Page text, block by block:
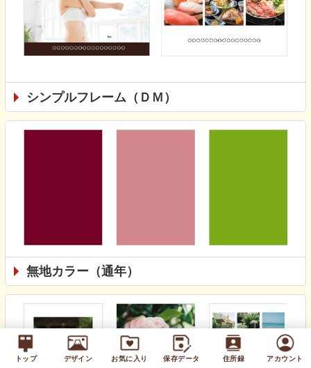
トップ デザイン お気に入り 保存データ 住所録 アカウント
シンプルフレーム（ＤＭ）
無地カラー（通年）